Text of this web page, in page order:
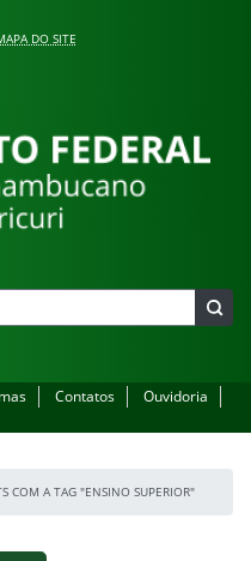
DO SITE
Contatos
Ouvidoria
COM A TAG "ENSINO SUPERIOR"